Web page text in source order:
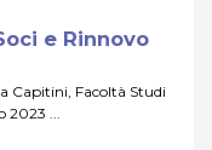
e Rinnovo
Capitini, Facoltà Studi
2023 ...